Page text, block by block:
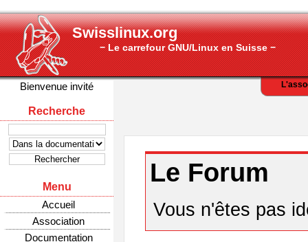
Swisslinux.org
− Le carrefour GNU/Linux en Suisse −
Bienvenue invité
Recherche
Menu
Accueil
Association
Documentation
Le Forum
Vous n'êtes pas